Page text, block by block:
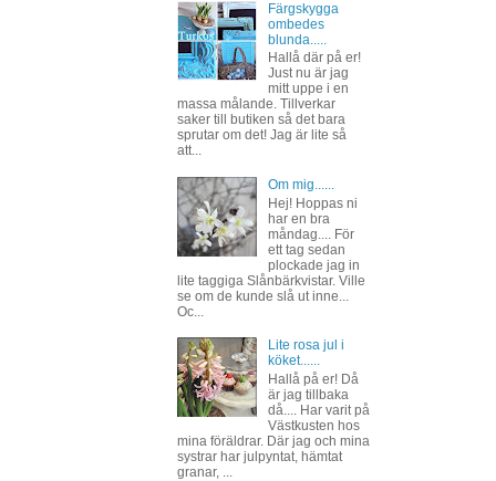
Färgskygga
ombedes
blunda.....
Hallå där på er!
Just nu är jag
mitt uppe i en
massa målande. Tillverkar
saker till butiken så det bara
sprutar om det! Jag är lite så
att...
Om mig......
Hej! Hoppas ni
har en bra
måndag.... För
ett tag sedan
plockade jag in
lite taggiga Slånbärkvistar. Ville
se om de kunde slå ut inne...
Oc...
Lite rosa jul i
köket......
Hallå på er! Då
är jag tillbaka
då.... Har varit på
Västkusten hos
mina föräldrar. Där jag och mina
systrar har julpyntat, hämtat
granar, ...